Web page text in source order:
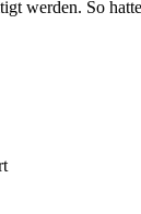
werden. So